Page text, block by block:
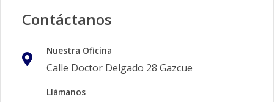
Contáctanos
Nuestra Oficina
Calle Doctor Delgado 28 Gazcue
Llámanos